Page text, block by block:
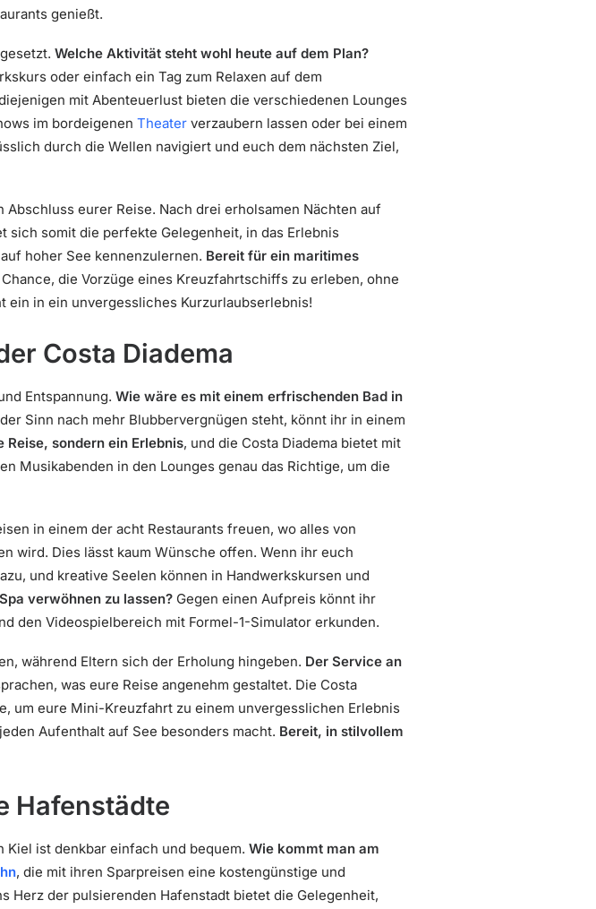
genießt.
Welche Aktivität steht wohl heute auf dem Plan?
oder einfach ein Tag zum Relaxen auf dem
mit Abenteuerlust bieten die verschiedenen Lounges
im bordeigenen Theater verzaubern lassen oder bei einem
durch die Wellen navigiert und euch dem nächsten Ziel,
eurer Reise. Nach drei erholsamen Nächten auf
sich somit die perfekte Gelegenheit, in das Erlebnis
hoher See kennenzulernen. Bereit für ein maritimes
die Vorzüge eines Kreuzfahrtschiffs zu erleben, ohne
ein in ein unvergessliches Kurzurlaubserlebnis!
Costa Diadema
Entspannung. Wie wäre es mit einem erfrischenden Bad in
Sinn nach mehr Blubbervergnügen steht, könnt ihr in einem
sondern ein Erlebnis, und die Costa Diadema bietet mit
Musikabenden in den Lounges genau das Richtige, um die
in einem der acht Restaurants freuen, wo alles von
wird. Dies lässt kaum Wünsche offen. Wenn ihr euch
und kreative Seelen können in Handwerkskursen und
verwöhnen zu lassen? Gegen einen Aufpreis könnt ihr
den Videospielbereich mit Formel-1-Simulator erkunden.
während Eltern sich der Erholung hingeben. Der Service an
was eure Reise angenehm gestaltet. Die Costa
um eure Mini-Kreuzfahrt zu einem unvergesslichen Erlebnis
Aufenthalt auf See besonders macht. Bereit, in stilvollem
Hafenstädte
ist denkbar einfach und bequem. Wie kommt man am
, die mit ihren Sparpreisen eine kostengünstige und
Herz der pulsierenden Hafenstadt bietet die Gelegenheit,